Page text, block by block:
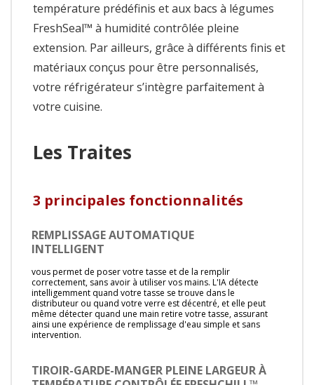
température prédéfinis et aux bacs à légumes
FreshSeal™ à humidité contrôlée pleine
extension. Par ailleurs, grâce à différents finis et
matériaux conçus pour être personnalisés,
votre réfrigérateur s’intègre parfaitement à
votre cuisine.
Les Traites
3 principales fonctionnalités
REMPLISSAGE AUTOMATIQUE
INTELLIGENT
vous permet de poser votre tasse et de la remplir
correctement, sans avoir à utiliser vos mains. L'IA détecte
intelligemment quand votre tasse se trouve dans le
distributeur ou quand votre verre est décentré, et elle peut
même détecter quand une main retire votre tasse, assurant
ainsi une expérience de remplissage d'eau simple et sans
intervention.
TIROIR-GARDE-MANGER PLEINE LARGEUR À